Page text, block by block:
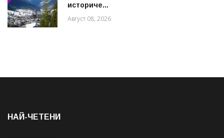
историче...
Август 08, 2026
НАЙ-ЧЕТЕНИ